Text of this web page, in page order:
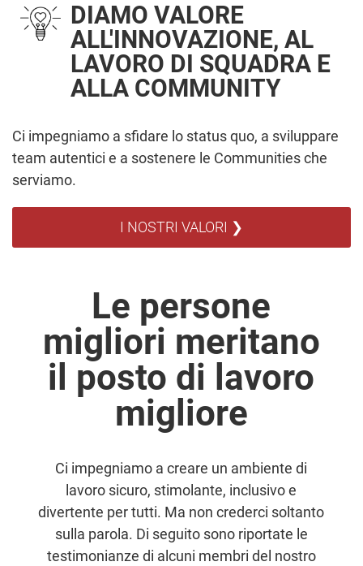
DIAMO VALORE
ALL'INNOVAZIONE, AL
LAVORO DI SQUADRA E
ALLA COMMUNITY
Ci impegniamo a sfidare lo status quo, a sviluppare
team autentici e a sostenere le Communities che
serviamo.
I NOSTRI VALORI ❯
Le persone
migliori meritano
il posto di lavoro
migliore
Ci impegniamo a creare un ambiente di
lavoro sicuro, stimolante, inclusivo e
divertente per tutti. Ma non crederci soltanto
sulla parola. Di seguito sono riportate le
testimonianze di alcuni membri del nostro